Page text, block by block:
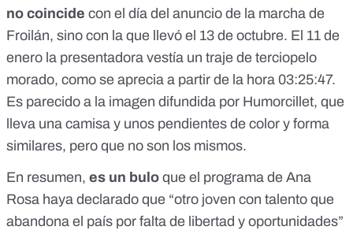
no coincide con el día del anuncio de la marcha de
Froilán, sino con la que llevó el 13 de octubre. El 11 de
enero la presentadora vestía un traje de terciopelo
morado, como se aprecia a partir de la hora 03:25:47.
Es parecido a la imagen difundida por Humorcillet, que
lleva una camisa y unos pendientes de color y forma
similares, pero que no son los mismos.
En resumen, es un bulo que el programa de Ana
Rosa haya declarado que “otro joven con talento que
abandona el país por falta de libertad y oportunidades”